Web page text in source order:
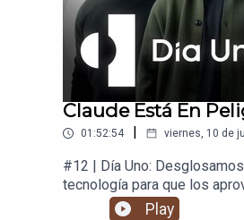
Claude Está En
01:52:54 | viernes, 10 de
#12 | Día Uno:
tecnología para que los
y en tu vida.
Play